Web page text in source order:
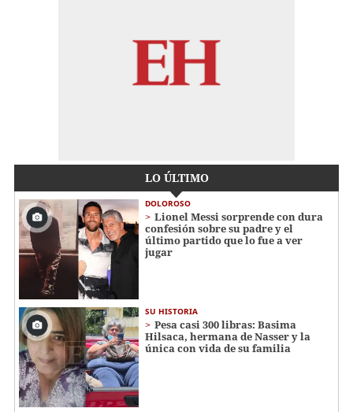
LO ÚLTIMO
DOLOROSO
Lionel Messi sorprende con dura
confesión sobre su padre y el
último partido que lo fue a ver
jugar
SU HISTORIA
Pesa casi 300 libras: Basima
Hilsaca, hermana de Nasser y la
única con vida de su familia